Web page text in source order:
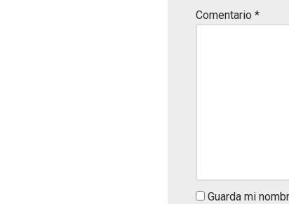
Comentario *
Guarda mi